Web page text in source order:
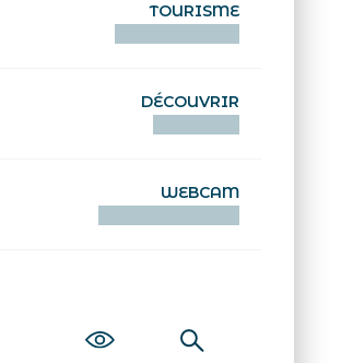
TOURISME
DÉCOUVRIR
WEBCAM